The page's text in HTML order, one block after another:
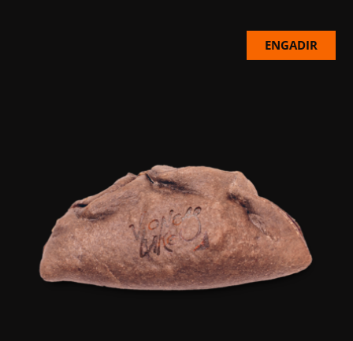
ENGADIR